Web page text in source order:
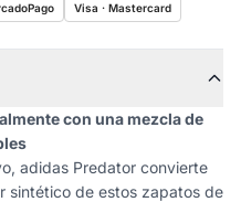
Visa · Mastercard
con una mezcla de
adidas Predator convierte
sintético de estos zapatos de